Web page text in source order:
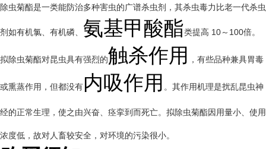
除虫菊酯是一类能防治多种害虫的广谱杀虫剂，其杀虫毒力比老一代杀虫
剂如有机氯、有机磷、 氨基甲酸酯类提高 10～100倍。
拟除虫菊酯对昆虫具有强烈的触杀作用 ，有些品种兼具胃毒
或熏蒸作用，但都没有内吸作用 。其作用机理是扰乱昆虫神
经的正常生理，使之由兴奋、痉挛到而死亡。拟除虫菊酯因用量小、使用
浓度低，故对人畜较安全，对环境的污染很小。